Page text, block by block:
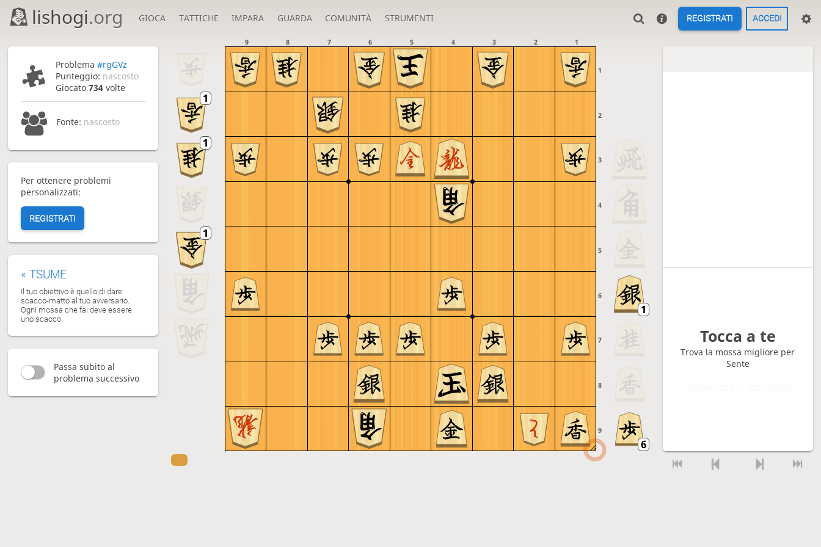
lishogi.org GIOCA TATTICHE IMPARA GUARDA COMUNITÀ STRUMENTI REGISTRATI ACCEDI
Problema #rgGVz
Punteggio: nascosto
Giocato 734volte
Fonte: nascosto
Per ottenere problemi
personalizzati:
REGISTRATI
Passa subito al
problema successivo
« TSUME
Il tuo obiettivo è quello di dare
scacco-matto al tuo avversario.
Ogni mossa che fai deve essere
uno scacco.
9
8
7
6
5
4
3
2
1
9 8 7 6 5 4 3 2 1
Tocca a te
Trova la mossa migliore per
Sente